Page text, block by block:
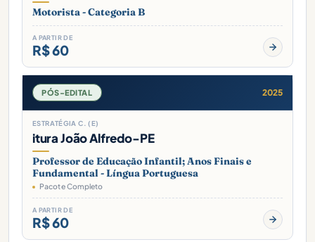
Motorista - Categoria B
A PARTIR DE
R$ 60
PÓS-EDITAL 2025
ESTRATÉGIA C. (E)
itura João Alfredo-PE
Professor de Educação Infantil; Anos Finais e
Fundamental - Língua Portuguesa
Pacote Completo
A PARTIR DE
R$ 60